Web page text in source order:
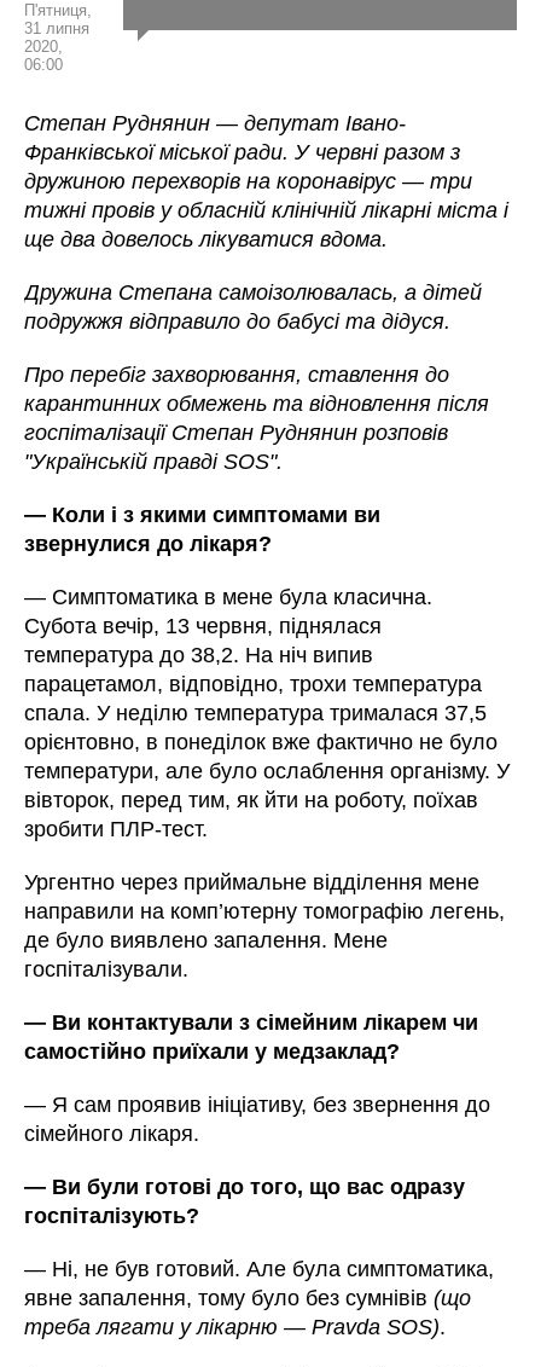
П'ятниця,
31 липня
2020,
06:00
Степан Руднянин —депутат Івано-
Франківської міської ради. У червні разом з
дружиною перехворів на коронавірус— три
тижні провів у обласній клінічній лікарні міста і
ще два довелось лікуватися вдома.
Дружина Степана самоізолювалась, а дітей
подружжя відправило до бабусі та дідуся.
Про перебіг захворювання, ставлення до
карантинних обмежень та відновлення після
госпіталізації Степан Руднянин розповів
"Українській правді SOS".
— Коли і з якими симптомами ви
звернулися до лікаря?
— Симптоматика в мене була класична.
Субота вечір, 13 червня, піднялася
температура до 38,2. На ніч випив
парацетамол, відповідно, трохи температура
спала. У неділю температура трималася 37,5
орієнтовно, в понеділок вже фактично не було
температури, але було ослаблення організму. У
вівторок, перед тим, як йти на роботу, поїхав
зробити ПЛР-тест.
Ургентно через приймальне відділення мене
направили на комп’ютерну томографію легень,
де було виявлено запалення. Мене
госпіталізували.
— Ви контактували з сімейним лікарем чи
самостійно приїхали у медзаклад?
— Я сам проявив ініціативу, без звернення до
сімейного лікаря.
— Ви були готові до того, що вас одразу
госпіталізують?
— Ні, не був готовий. Але була симптоматика,
явне запалення, тому було без сумнівів(що
треба лягати у лікарню — Pravda SOS).